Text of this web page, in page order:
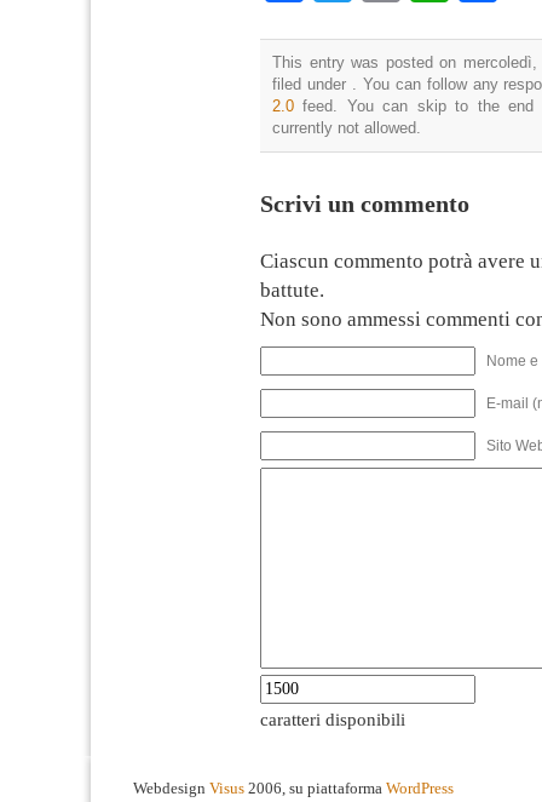
This entry was posted on
filed under . You can follow any
2.0 feed. You can skip to the end
currently not allowed.
Scrivi un commento
Ciascun commento potrà avere
battute.
Non sono ammessi commenti
Nome
E-mail
Sito
caratteri disponibili
Webdesign Visus 2006, su piattaforma WordPress